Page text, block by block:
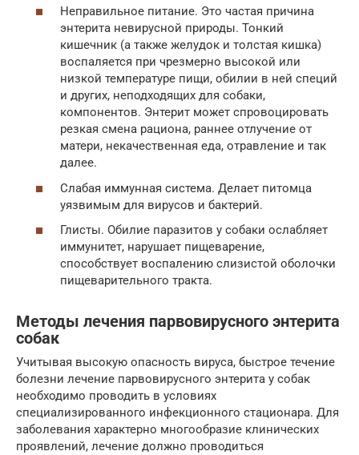
Неправильное питание. Это частая причина
энтерита невирусной природы. Тонкий
кишечник (а также желудок и толстая кишка)
воспаляется при чрезмерно высокой или
низкой температуре пищи, обилии в ней специй
и других, неподходящих для собаки,
компонентов. Энтерит может спровоцировать
резкая смена рациона, раннее отлучение от
матери, некачественная еда, отравление и так
далее.
Слабая иммунная система. Делает питомца
уязвимым для вирусов и бактерий.
Глисты. Обилие паразитов у собаки ослабляет
иммунитет, нарушает пищеварение,
способствует воспалению слизистой оболочки
пищеварительного тракта.
Методы лечения парвовирусного энтерита
собак
Учитывая высокую опасность вируса, быстрое течение
болезни лечение парвовирусного энтерита у собак
необходимо проводить в условиях
специализированного инфекционного стационара. Для
заболевания характерно многообразие клинических
проявлений, лечение должно проводиться